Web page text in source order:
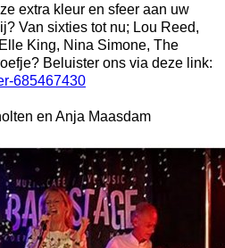
extra kleur en sfeer aan uw
Van sixties tot nu; Lou Reed,
King, Nina Simone, The
Beluister ons via deze link:
685467430
en Anja Maasdam